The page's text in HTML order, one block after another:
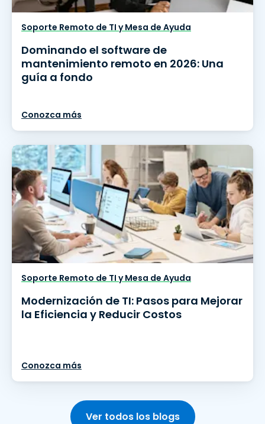
Soporte Remoto de TI y Mesa de Ayuda
Dominando el software de
mantenimiento remoto en 2026: Una
guía a fondo
Conozca más
Soporte Remoto de TI y Mesa de Ayuda
Modernización de TI: Pasos para Mejorar
la Eficiencia y Reducir Costos
Conozca más
Ver todos los blogs